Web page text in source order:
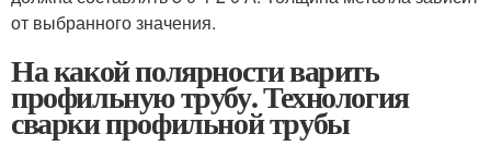
от выбранного значения.
На какой полярности варить
профильную трубу. Технология
сварки профильной трубы